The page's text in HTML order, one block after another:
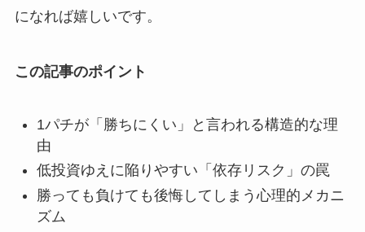
になれば嬉しいです。
この記事のポイント
1パチが「勝ちにくい」と言われる構造的な理
由
低投資ゆえに陥りやすい「依存リスク」の罠
勝っても負けても後悔してしまう心理的メカニ
ズム